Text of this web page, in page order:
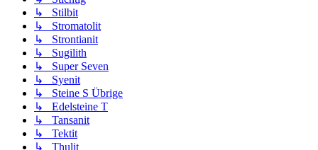
↳ Stilbit
↳ Stromatolit
↳ Strontianit
↳ Sugilith
↳ Super Seven
↳ Syenit
↳ Steine S Übrige
↳ Edelsteine T
↳ Tansanit
↳ Tektit
↳ Thulit